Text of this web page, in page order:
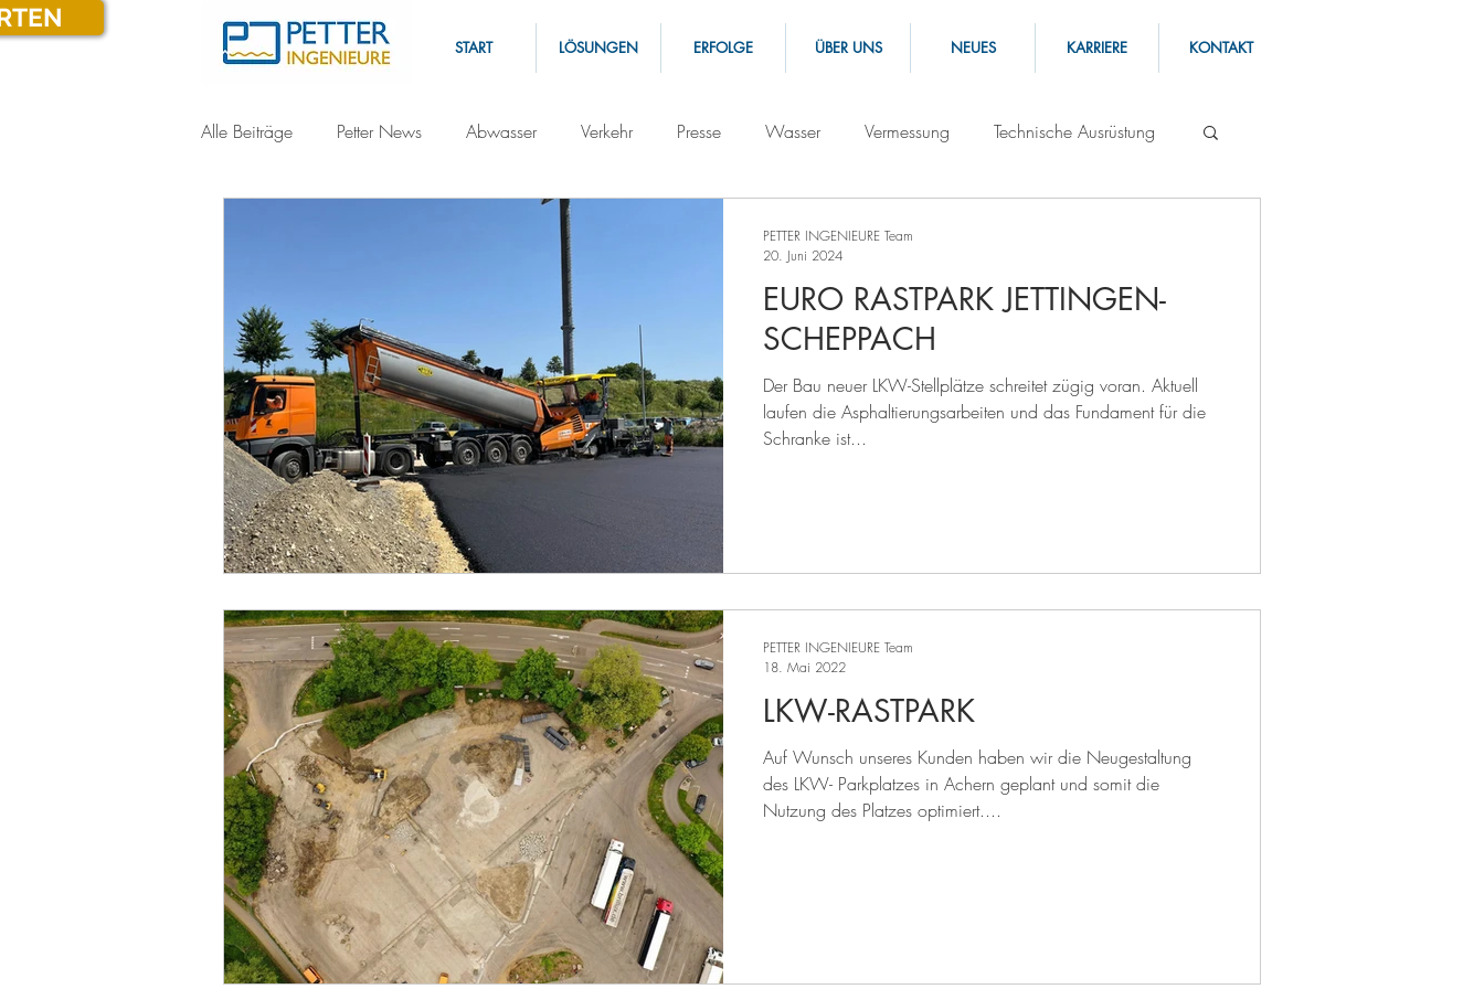
START LÖSUNGEN ERFOLGE ÜBER UNS NEUES KARRIERE KONTAKT
Alle Beiträge Petter News Abwasser Verkehr Presse Wasser Vermessung Technische Ausrüstung
EURO RASTPARK JETTINGEN-
SCHEPPACH
Der Bau neuer LKW-Stellplätze schreitet zügig voran. Aktuell
laufen die Asphaltierungsarbeiten und das Fundament für die
Schranke ist...
PETTER INGENIEURE Team
20. Juni 2024
LKW-RASTPARK
Auf Wunsch unseres Kunden haben wir die Neugestaltung
des LKW- Parkplatzes in Achern geplant und somit die
Nutzung des Platzes optimiert....
PETTER INGENIEURE Team
18. Mai 2022